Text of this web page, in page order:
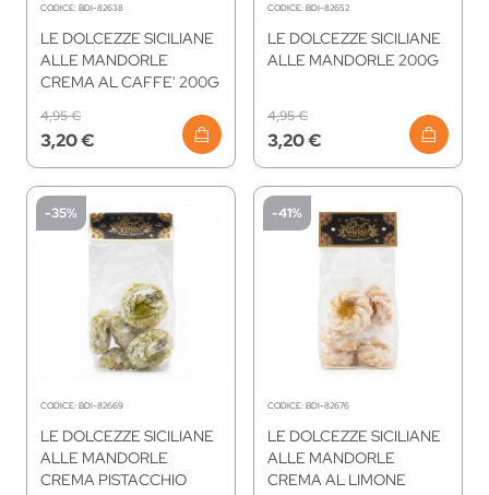
CODICE: BDI-82638
LE DOLCEZZE SICILIANE
ALLE MANDORLE
CREMA AL CAFFE' 200G
3,20 €
4,95 €
CODICE: BDI-82652
LE DOLCEZZE SICILIANE
ALLE MANDORLE 200G
3,20 €
4,95 €
-35%
CODICE: BDI-82669
LE DOLCEZZE SICILIANE
ALLE MANDORLE
CREMA PISTACCHIO
-41%
CODICE: BDI-82676
LE DOLCEZZE SICILIANE
ALLE MANDORLE
CREMA AL LIMONE